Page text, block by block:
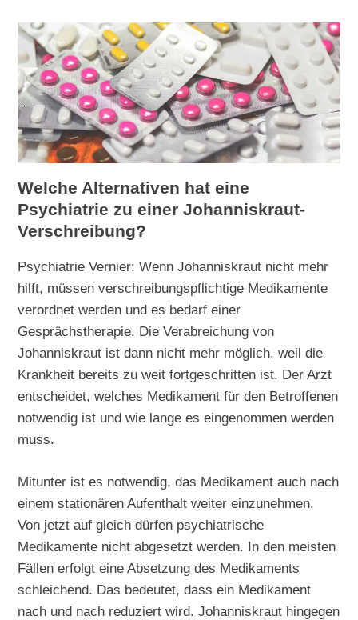
Welche Alternativen hat eine
Psychiatrie zu einer Johanniskraut-
Verschreibung?
Psychiatrie Vernier: Wenn Johanniskraut nicht mehr
hilft, müssen verschreibungspflichtige Medikamente
verordnet werden und es bedarf einer
Gesprächstherapie. Die Verabreichung von
Johanniskraut ist dann nicht mehr möglich, weil die
Krankheit bereits zu weit fortgeschritten ist. Der Arzt
entscheidet, welches Medikament für den Betroffenen
notwendig ist und wie lange es eingenommen werden
muss.
Mitunter ist es notwendig, das Medikament auch nach
einem stationären Aufenthalt weiter einzunehmen.
Von jetzt auf gleich dürfen psychiatrische
Medikamente nicht abgesetzt werden. In den meisten
Fällen erfolgt eine Absetzung des Medikaments
schleichend. Das bedeutet, dass ein Medikament
nach und nach reduziert wird. Johanniskraut hingegen